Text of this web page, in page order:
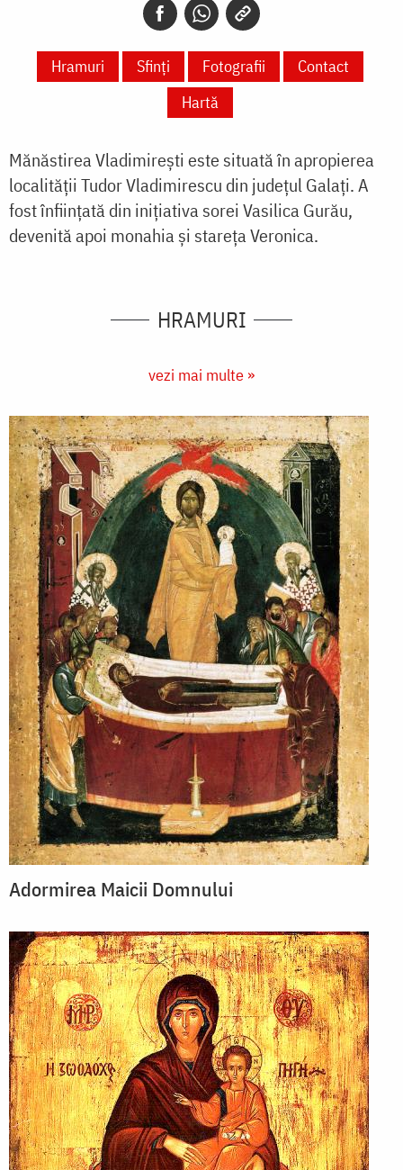
Hramuri Sfinți Fotografii
Contact
Hartă
Mănăstirea Vladimirești este situată în apropierea
localității Tudor Vladimirescu din județul Galați. A
fost înființată din inițiativa sorei Vasilica Gurău,
devenită apoi monahia și stareța Veronica.
HRAMURI
vezi mai multe »
Adormirea Maicii Domnului